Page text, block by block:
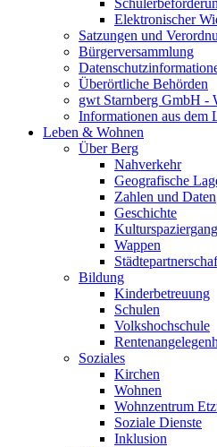
Elektronischer
Satzungen und
Bürgerversammlung
Überörtliche Behörden
gwt Starnberg GmbH -
Informationen aus dem
Leben & Wohnen
Über Berg
Nahverkehr
Geografische
Zahlen und Daten
Geschichte
Kulturspaziergang
Wappen
Bildung
Kinderbetreuung
Schulen
Volkshochschule
Soziales
Kirchen
Wohnen
Wohnzentrum
Soziale Dienste
Inklusion